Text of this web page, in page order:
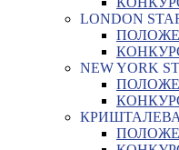
LONDON
NEW YORK